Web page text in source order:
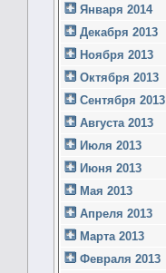
Января 2014
Декабря 2013
Ноября 2013
Октября 2013
Сентября 2013
Августа 2013
Июля 2013
Июня 2013
Мая 2013
Апреля 2013
Марта 2013
Февраля 2013